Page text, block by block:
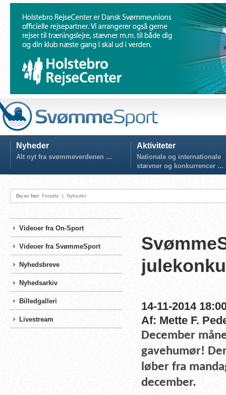
Nyheder
Alt nyt fra svømmeverdenen ...
Aktiviteter
Nationale og internationale
stævner og konkurrencer ...
Du er her: Forside | Nyheder
Videoer fra On-Sport
Videoer fra SvømmeSport
Nyhedsbreve
Nyhedsarkiv
Billedgalleri
Livestream
14-11-2014
Af: Mette F.
December
gavehumør!
løber fra
december.